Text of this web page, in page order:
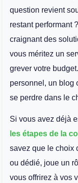
question revient
restant performant
craignant des
vous méritez un
grever votre
personnel, un blog
se perdre dans le
Si vous avez déjà
les étapes de la
savez que le choix
ou dédié, joue un
vous offrirez à vos